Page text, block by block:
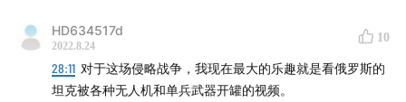
HD634517d
2022.8.24
10
28:11 对于这场侵略战争，我现在最大的乐趣就是看俄罗斯的
坦克被各种无人机和单兵武器开罐的视频。